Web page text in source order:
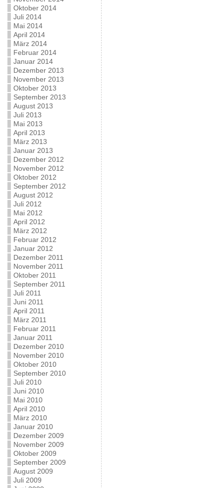
Oktober 2014
Juli 2014
Mai 2014
April 2014
März 2014
Februar 2014
Januar 2014
Dezember 2013
November 2013
Oktober 2013
September 2013
August 2013
Juli 2013
Mai 2013
April 2013
März 2013
Januar 2013
Dezember 2012
November 2012
Oktober 2012
September 2012
August 2012
Juli 2012
Mai 2012
April 2012
März 2012
Februar 2012
Januar 2012
Dezember 2011
November 2011
Oktober 2011
September 2011
Juli 2011
Juni 2011
April 2011
März 2011
Februar 2011
Januar 2011
Dezember 2010
November 2010
Oktober 2010
September 2010
Juli 2010
Juni 2010
Mai 2010
April 2010
März 2010
Januar 2010
Dezember 2009
November 2009
Oktober 2009
September 2009
August 2009
Juli 2009